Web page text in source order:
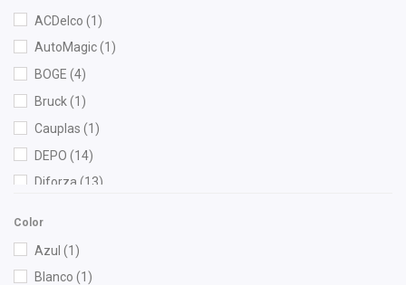
ACDelco (1)
AutoMagic(1)
BOGE (4)
Bruck(1)
Cauplas (1)
DEPO (14)
Diforza (13)
Color
Azul (1)
Blanco (1)